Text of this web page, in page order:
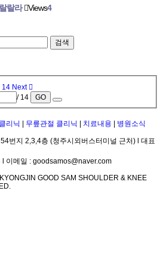
랄라 Views4
검색
14 Next
/ 14
GO
리닉 무릎관절 클리닉 치료내용 병원소식
번지 2,3,4층 (청주시외버스터미널 근처) l 대표
이메일 : goodsamos@naver.com
GOOD SAM SHOULDER & KNEE